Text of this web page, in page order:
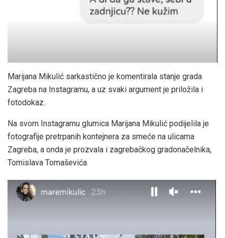
Marijana Mikulić sarkastično je komentirala stanje grada
Zagreba na Instagramu, a uz svaki argument je priložila i
fotodokaz.
Na svom Instagramu glumica Marijana Mikulić podijelila je
fotografije pretrpanih kontejnera za smeće na ulicama
Zagreba, a onda je prozvala i zagrebačkog gradonačelnika,
Tomislava Tomaševića.